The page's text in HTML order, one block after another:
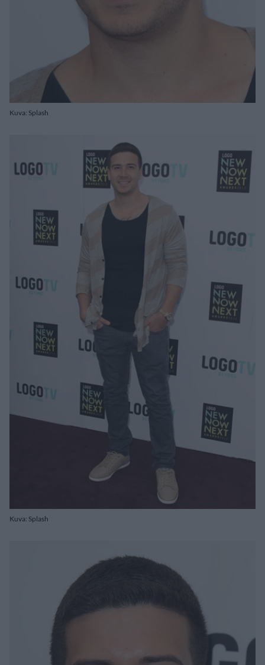
Kuva: Splash
Kuva: Splash